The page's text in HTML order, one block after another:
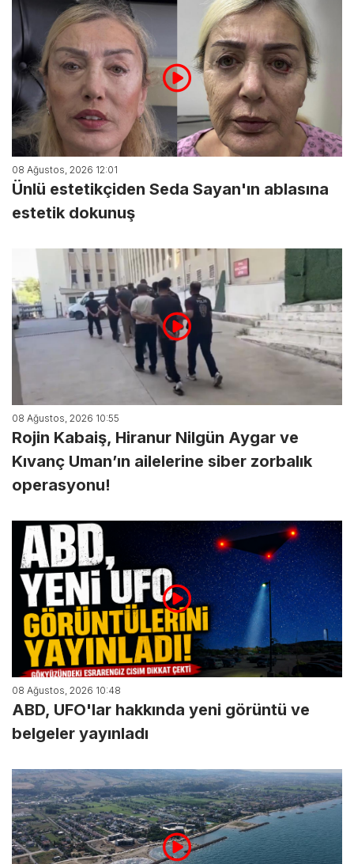
08 Ağustos, 2026 12:01
Ünlü estetikçiden Seda Sayan'ın ablasına
estetik dokunuş
08 Ağustos, 2026 10:55
Rojin Kabaiş, Hiranur Nilgün Aygar ve
Kıvanç Uman’ın ailelerine siber zorbalık
operasyonu!
08 Ağustos, 2026 10:48
ABD, UFO'lar hakkında yeni görüntü ve
belgeler yayınladı